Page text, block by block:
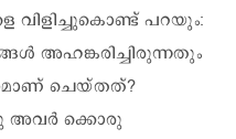
വിളിച്ചുകൊണ്ട് പറയും:
അഹങ്കരിച്ചിരുന്നതും
ചെയ്തത്?
അവർ ക്കൊരു